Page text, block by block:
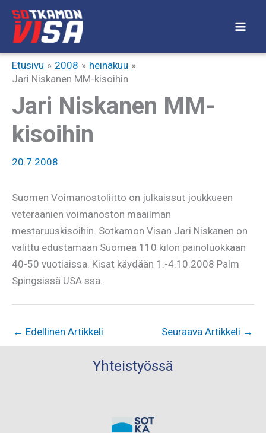
Siirry
sisältöön
Etusivu 2008
heinäkuu
Jari Niskanen MM-kisoihin
Jari Niskanen MM-
kisoihin
20.7.2008
Suomen Voimanostoliitto on julkaissut joukkueen
veteraanien voimanoston maailman
mestaruuskisoihin. Sotkamon Visan Jari Niskanen on
valittu edustamaan Suomea 110 kilon painoluokkaan
40-50 vuotiaissa. Kisat käydään 1.-4.10.2008 Palm
Spingsissä USA:ssa.
← Edellinen Artikkeli Seuraava Artikkeli →
Yhteistyössä